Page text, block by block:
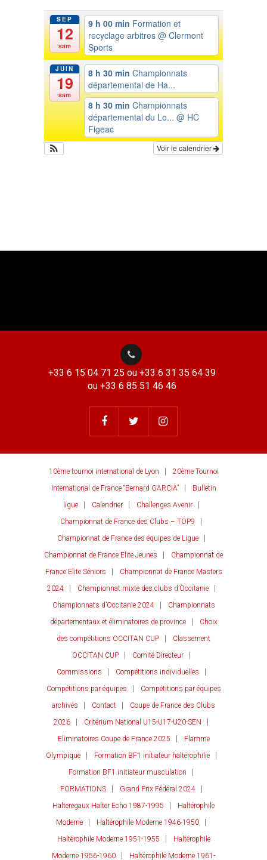
SEP
12
sam
9 h 00 min Formation et
recyclage arbitres @ Clermont
Sports
JUIN
19
sam
8 h 30 min Championnats
départemental de Ha...
8 h 30 min Championnats
départemental du Lo... @ HC
Figeac
Voir le calendrier
+33 6 15 04 71 25 ou +33 6 31 35 64 39
ou +33 6 85 51 46 46
10ème tournoi international de Lyon
20ème Tournoi
International de France “Bernard GARCIA”
Bulletin
ligue
Calendrier
Challenges Avenir
Championnat de France des Clubs – TOP9
Championnat de France des équipes de Ligue
Championnat de France Elite Jeunes
Championnat de
France Elite Séniors
Championnat de France Masters
2024
Championnat mixte des clubs d’Occitanie
Championnats d’Occitanie 2024
Championnats
départementaux et éliminatoires de province
Choix
des compétitions OCCITAN CUP
Classement
OCCITAN CUP
Comité Directeur
Commissions
Compétitions individuelles
Compétitions par équipes
Compétitions par équipes
archivés
Contact
Coupe de France des Clubs
2026
Critérium National U15-U17-U20-SEN
Eliminatoires Coupe de France 2025
Flamme
Olympique
Formation BF1 initiateur haltérophilie
Formation BF1 initiateur musculation
FORMATIONS
Grand Prix Fédéral 2024
Halteregaux Halter Echo 1987-1995
Haltérophile
Moderne
Haltérophile Moderne 1946-1950
Haltérophile Moderne 1951-1955
Haltérophile
Moderne 1956-1960
Haltérophile Moderne 1961-